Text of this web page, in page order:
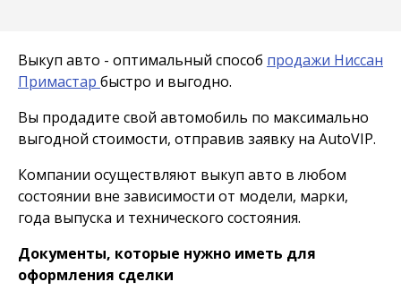
Выкуп авто - оптимальный способ продажи Ниссан
Примастар быстро и выгодно.
Вы продадите свой автомобиль по максимально
выгодной стоимости, отправив заявку на AutoVIP.
Компании осуществляют выкуп авто в любом
состоянии вне зависимости от модели, марки,
года выпуска и технического состояния.
Документы, которые нужно иметь для
оформления сделки